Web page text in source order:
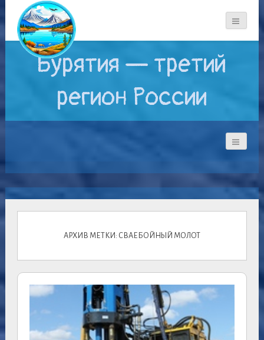
Бурятия — третий
регион России
АРХИВ МЕТКИ: СВАЕБОЙНЫЙ МОЛОТ